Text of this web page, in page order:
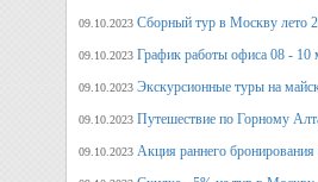
09.10.2023 Сборный тур в Москву лето
09.10.2023 График работы офиса 08 - 10
09.10.2023 Экскурсионные туры на
09.10.2023 Путешествие по Горному
09.10.2023 Акция раннего